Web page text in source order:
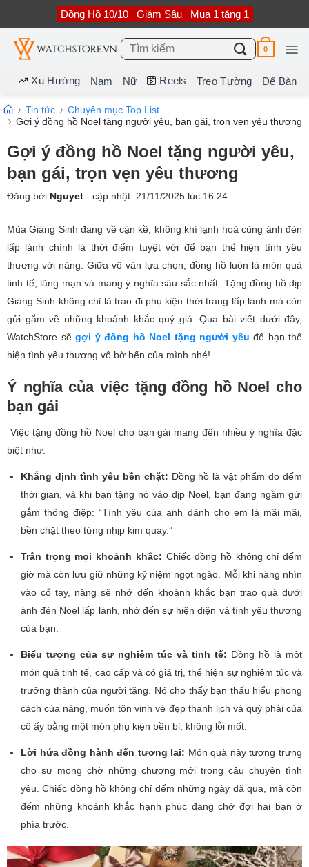
nội
dung
Đồng Hồ 10/10 Giảm Sâu Mua 1 tặng 1
Tìm
kiếm:
0
Xu Hướng Nam Nữ Reels Treo Tường Để Bàn
Tin tức
Chuyên mục Top List
Gợi ý đồng hồ Noel tặng người yêu, bạn gái, trọn vẹn yêu thương
Gợi ý đồng hồ Noel tặng người yêu,
bạn gái, trọn vẹn yêu thương
Đăng bởi Nguyet - cập nhật: 21/11/2025 lúc 16:24
Mùa Giáng Sinh đang về cận kề, không khí lạnh hoà cùng ánh đèn
lấp lánh chính là thời điểm tuyệt vời để bạn thể hiện tình yêu
thương với nàng. Giữa vô vàn lựa chọn, đồng hồ luôn là món quà
tinh tế, lãng mạn và mang ý nghĩa sâu sắc nhất. Tặng đồng hồ dịp
Giáng Sinh không chỉ là trao đi phụ kiện thời trang lấp lánh mà còn
gửi gắm về những khoảnh khắc quý giá. Qua bài viết dưới đây,
WatchStore sẽ gợi ý đồng hồ Noel tặng người yêu để bạn thể
hiện tình yêu thương vô bờ bến của mình nhé!
Ý nghĩa của việc tặng đồng hồ Noel cho
bạn gái
Việc tặng đồng hồ Noel cho bạn gái mang đến nhiều ý nghĩa đặc
biệt như:
Khẳng định tình yêu bền chặt: Đồng hồ là vật phẩm đo đếm
thời gian, và khi bạn tặng nó vào dịp Noel, bạn đang ngầm gửi
gắm thông điệp: “Tình yêu của anh dành cho em là mãi mãi,
bền chặt theo từng nhịp kim quay.”
Trân trọng mọi khoảnh khắc: Chiếc đồng hồ không chỉ đếm
giờ mà còn lưu giữ những kỷ niệm ngọt ngào. Mỗi khi nàng nhìn
vào cổ tay, nàng sẽ nhớ đến khoảnh khắc bạn trao quà dưới
ánh đèn Noel lấp lánh, nhớ đến sự hiện diện và tình yêu thương
của bạn.
Biểu tượng của sự nghiêm túc và tinh tế: Đồng hồ là một
món quà tinh tế, cao cấp và có giá trị, thể hiện sự nghiêm túc và
trưởng thành của người tặng. Nó cho thấy bạn thấu hiểu phong
cách của nàng, muốn tôn vinh vẻ đẹp thanh lịch và quý phái của
cô ấy bằng một món phụ kiện bền bỉ, không lỗi mốt.
Lời hứa đồng hành đến tương lai: Món quà này tượng trưng
cho sự mong chờ những chương mới trong câu chuyện tình
yêu. Chiếc đồng hồ không chỉ đếm những ngày đã qua, mà còn
đếm những khoảnh khắc hạnh phúc đang chờ đợi hai bạn ở
phía trước.